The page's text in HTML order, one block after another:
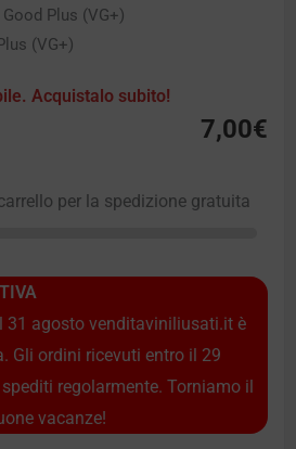
Good Plus (VG+)
(VG+)
Acquistalo subito!
7,00€
per la spedizione gratuita
31 agosto venditaviniliusati.it è
Gli ordini ricevuti entro il 29
regolarmente. Torniamo il
vacanze!